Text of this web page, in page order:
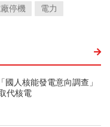
停機 電力
人核能發電意向調查」
代核電